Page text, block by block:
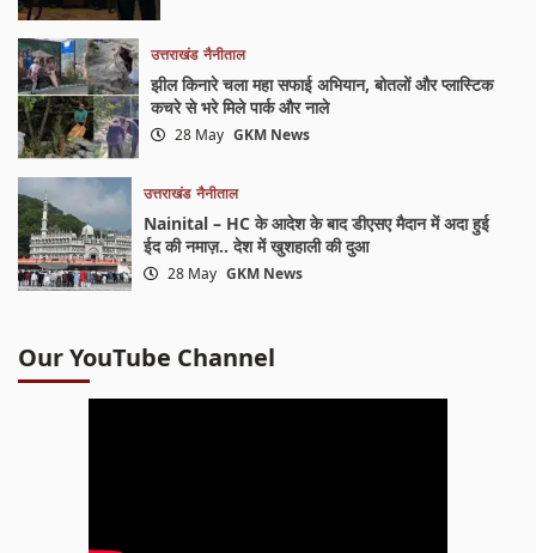
उत्तराखंड नैनीताल
झील किनारे चला महा सफाई अभियान, बोतलों और प्लास्टिक
कचरे से भरे मिले पार्क और नाले
28 May GKM News
उत्तराखंड नैनीताल
Nainital – HC के आदेश के बाद डीएसए मैदान में अदा हुई
ईद की नमाज़.. देश में खुशहाली की दुआ
28 May GKM News
Our YouTube Channel